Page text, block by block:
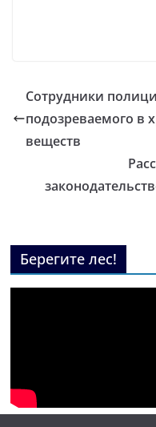
Сотрудники
подозреваемого в
веществ
Берегите лес!